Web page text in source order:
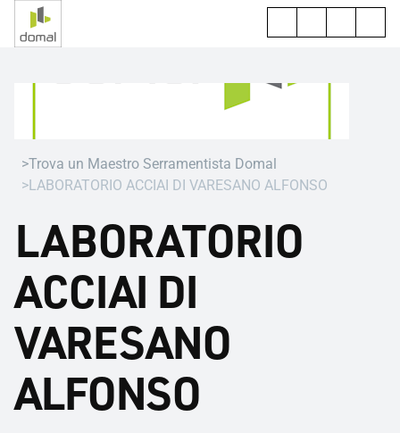
Trova un Maestro Serramentista Domal
LABORATORIO ACCIAI DI VARESANO ALFONSO
LABORATORIO
ACCIAI DI
VARESANO
ALFONSO